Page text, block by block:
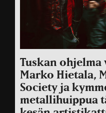
Tuskan ohjelma
Marko Hietala,
Society ja
metallihuippua